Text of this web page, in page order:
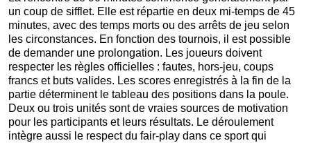
un coup de sifflet. Elle est répartie en deux mi-temps de 45
minutes, avec des temps morts ou des arrêts de jeu selon
les circonstances. En fonction des tournois, il est possible
de demander une prolongation. Les joueurs doivent
respecter les règles officielles : fautes, hors-jeu, coups
francs et buts valides. Les scores enregistrés à la fin de la
partie déterminent le tableau des positions dans la poule.
Deux ou trois unités sont de vraies sources de motivation
pour les participants et leurs résultats. Le déroulement
intègre aussi le respect du fair-play dans ce sport qui